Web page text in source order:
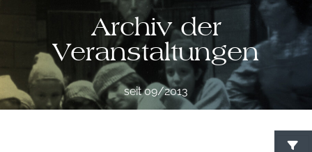
Archiv der
Veranstaltungen
seit 09/2013